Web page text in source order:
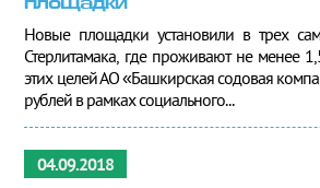
площадки
Новые площадки установили в трех
Стерлитамака, где проживают не менее
этих целей АО «Башкирская содовая
рублей в рамках социального...
04.09.2018